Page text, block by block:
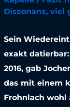
Dissonanz, viel
Sein
exakt datierbar:
2016, gab
das mit einem
Frohnlach wohl